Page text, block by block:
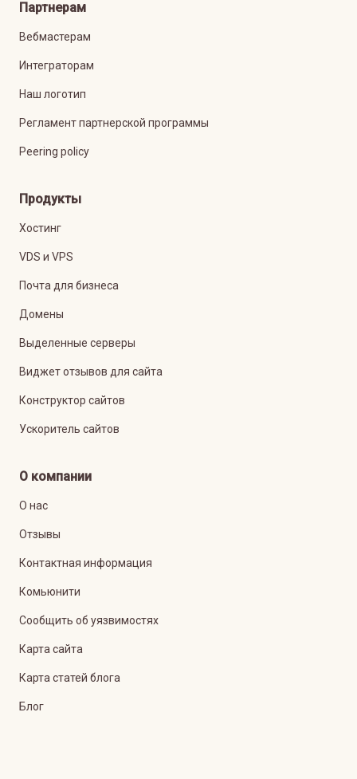
Партнерам
Вебмастерам
Интеграторам
Наш логотип
Регламент партнерской программы
Peering policy
Продукты
Хостинг
VDS и VPS
Почта для бизнеса
Домены
Выделенные серверы
Виджет отзывов для сайта
Конструктор сайтов
Ускоритель сайтов
О компании
О нас
Отзывы
Контактная информация
Комьюнити
Сообщить об уязвимостях
Карта сайта
Карта статей блога
Блог